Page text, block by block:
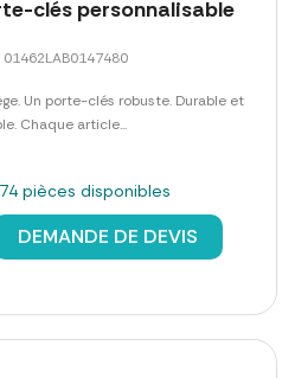
clés personnalisable
Un porte-clés robuste. Durable et
Chaque article...
pièces disponibles
DEMANDE DE DEVIS